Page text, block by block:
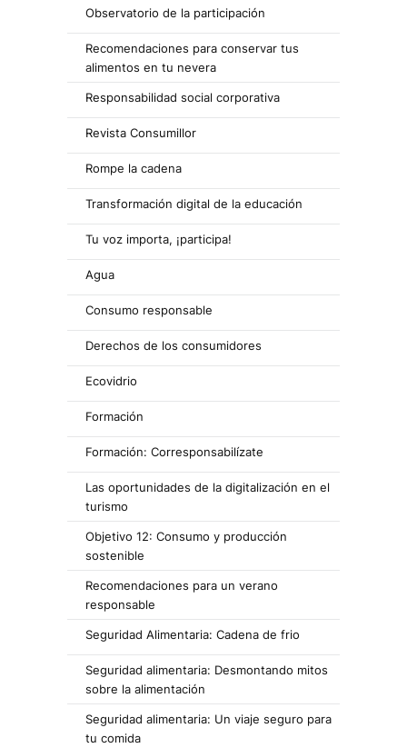
Observatorio de la participación
Recomendaciones para conservar tus
alimentos en tu nevera
Responsabilidad social corporativa
Revista Consumillor
Rompe la cadena
Transformación digital de la educación
Tu voz importa, ¡participa!
Agua
Consumo responsable
Derechos de los consumidores
Ecovidrio
Formación
Formación: Corresponsabilízate
Las oportunidades de la digitalización en el
turismo
Objetivo 12: Consumo y producción
sostenible
Recomendaciones para un verano
responsable
Seguridad Alimentaria: Cadena de frio
Seguridad alimentaria: Desmontando mitos
sobre la alimentación
Seguridad alimentaria: Un viaje seguro para
tu comida